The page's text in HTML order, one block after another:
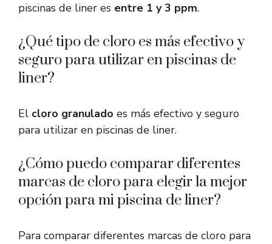
piscinas de liner es entre 1 y 3 ppm.
¿Qué tipo de cloro es más efectivo y
seguro para utilizar en piscinas de
liner?
El cloro granulado es más efectivo y seguro
para utilizar en piscinas de liner.
¿Cómo puedo comparar diferentes
marcas de cloro para elegir la mejor
opción para mi piscina de liner?
Para comparar diferentes marcas de cloro para